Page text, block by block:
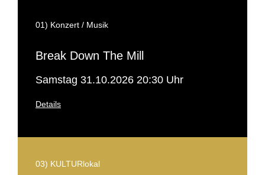
01) Konzert / Musik
Break Down The Mill
Samstag 31.10.2026 20:30 Uhr
Details
03) KULTURlokal